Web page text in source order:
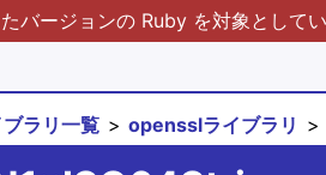
バージョンの Ruby を対象として
ラリ一覧 opensslライブラリ